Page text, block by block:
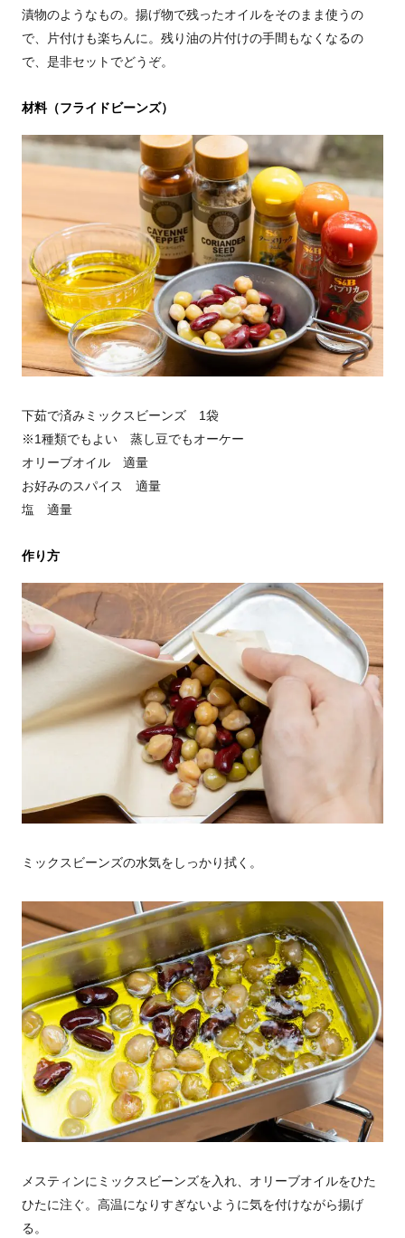
漬物のようなもの。揚げ物で残ったオイルをそのまま使うの
で、片付けも楽ちんに。残り油の片付けの手間もなくなるの
で、是非セットでどうぞ。
材料（フライドビーンズ）
下茹で済みミックスビーンズ 1袋
※1種類でもよい 蒸し豆でもオーケー
オリーブオイル 適量
お好みのスパイス 適量
塩 適量
作り方
ミックスビーンズの水気をしっかり拭く。
メスティンにミックスビーンズを入れ、オリーブオイルをひた
ひたに注ぐ。高温になりすぎないように気を付けながら揚げ
る。